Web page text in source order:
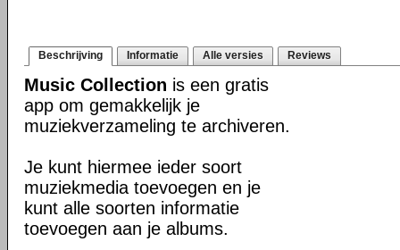
Beschrijving Informatie Alle versies Reviews
Music Collection is een gratis
app om gemakkelijk je
muziekverzameling te archiveren.
Je kunt hiermee ieder soort
muziekmedia toevoegen en je
kunt alle soorten informatie
toevoegen aan je albums.